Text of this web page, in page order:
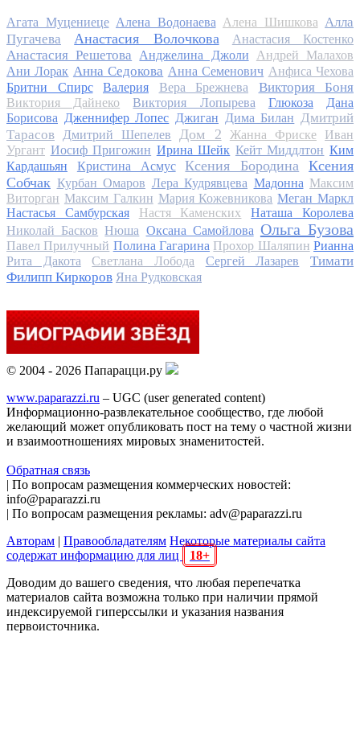
Агата Муцениеце Алена Водонаева Алена Шишкова Алла
Пугачева
Анастасия Волочкова Анастасия Костенко
Анастасия Решетова Анджелина Джоли
Андрей Малахов
Ани Лорак Анна Седокова Анна Семенович Анфиса Чехова
Бритни Спирс
Валерия Вера Брежнева Виктория Боня
Виктория Дайнеко Виктория Лопырева Глюкоза
Дана
Борисова Дженнифер Лопес Джиган Дима Билан Дмитрий
Тарасов
Дмитрий Шепелев Дом 2 Жанна Фриске
Иван
Ургант Иосиф Пригожин Ирина Шейк Кейт Миддлтон Ким
Кардашьян
Кристина Асмус Ксения Бородина
Ксения
Собчак Курбан Омаров Лера Кудрявцева Мадонна Максим
Виторган Максим Галкин Мария Кожевникова Меган Маркл
Настасья Самбурская
Настя Каменских
Наташа Королева
Николай Басков Нюша Оксана Самойлова Ольга Бузова
Павел Прилучный Полина Гагарина Прохор Шаляпин Рианна
Рита Дакота
Светлана Лобода Сергей Лазарев
Тимати
Филипп Киркоров Яна Рудковская
© 2004 - 2026 Папарацци.ру
www.paparazzi.ru – UGC (user generated content)
Информационно-развлекательное сообщество, где любой
желающий может опубликовать пост на тему о частной жизни
и взаимоотношениях мировых знаменитостей.
Обратная связь
| По вопросам размещения коммерческих новостей:
info@paparazzi.ru
| По вопросам размещения рекламы: adv@paparazzi.ru
Авторам | Правообладателям Некоторые материалы сайта
содержат информацию для лиц
18+
Доводим до вашего сведения, что любая перепечатка
материалов сайта возможна только при наличии прямой
индексируемой гиперссылки и указания названия
первоисточника.